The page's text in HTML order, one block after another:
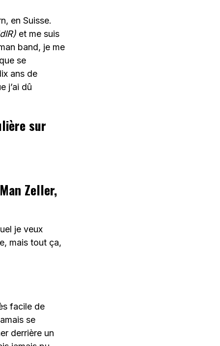
en Suisse.
et me suis
band, je me
se
ans de
j’ai dû
sur
Zeller,
je veux
mais tout ça,
facile de
se
derrière un